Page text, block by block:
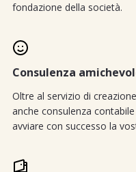
fondazione della società.
Consulenza
Oltre al servizio di
anche consulenza
avviare con successo la